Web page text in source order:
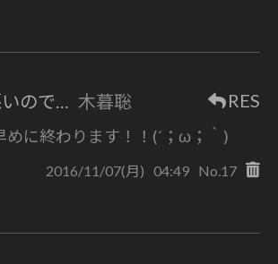
ので… 木暮聡 RES
めに終わります！！(´；ω；｀)
2016/11/07(月) 04:49 No.17